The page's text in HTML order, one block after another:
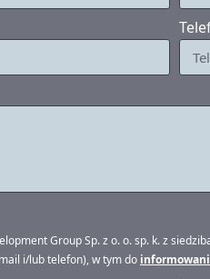
Group Sp. z o. o. sp. k. z
i/lub telefon), w tym do